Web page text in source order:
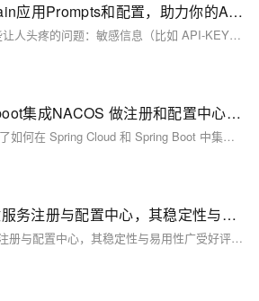
Nacos托管LangChain应用Prompts和配置，助力你的AI助手快速进化
AI 应用开发中，总有一些让人头疼的问题：敏感信息（比如 API-KEY）怎么安全存储？模型参数需要频繁调整怎么办？Prompt 模板改来改去，每次都得重启服务，太麻烦了！别急，今天我们就来聊聊如何用 Nacos 解决这些问题。
springcloud/springboot集成NACOS 做注册和配置中心以及nacos源码分析
通过本文，我们详细介绍了如何在 Spring Cloud 和 Spring Boot 中集成 Nacos 进行服务注册和配置管理，并对 Nacos 的源码进行了初步分析。Nacos 作为一个强大的服务注册和配置管理平台，为微服务架构提供
Nacos作为流行的微服务注册与配置中心，其稳定性与易用性广受好评
Nacos作为流行的微服务注册与配置中心，其稳定性与易用性广受好评。然而，“客户端不发送心跳检测”是使用中常见的问题之一。本文详细探讨了该问题的原因及解决方法，包括检查客户端配置、网络连接、日志、版本兼容性、心跳检测策略、服务实例注册状态、重启应用及环境变量等步骤，旨在帮助开发者快速定位并解决问题，确保服务正常运行。